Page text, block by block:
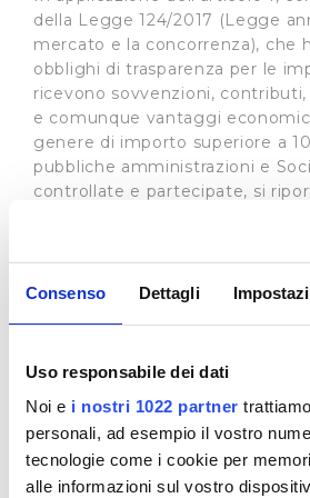
Consenso Dettagli
Uso responsabile dei dati
Noi e i nostri 1022 partner
personali, ad esempio il vostro
tecnologie come i cookie per
alle informazioni sul vostro
della Legge 124/2017 (Legge
mercato e la concorrenza), che
obblighi di trasparenza per le
ricevono sovvenzioni,
e comunque vantaggi
genere di importo superiore a
pubbliche amministrazioni e
controllate e partecipate, si
contributi su investimenti
Regione Toscana
Direzione Ambiente ed Energia
atto di assegnazione
Oggetto dell'atto: Impegno
Bilancino
attività finanziata:
dell’invaso di Bilancino - risorse